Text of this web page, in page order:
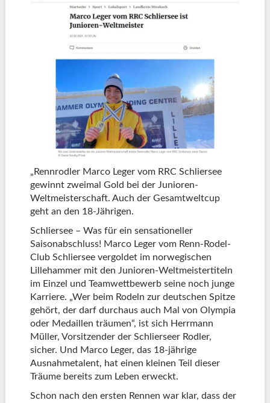
„Rennrodler Marco Leger vom RRC Schliersee
gewinnt zweimal Gold bei der Junioren-
Weltmeisterschaft. Auch der Gesamtweltcup
geht an den 18-Jährigen.
Schliersee – Was für ein sensationeller
Saisonabschluss! Marco Leger vom Renn-Rodel-
Club Schliersee vergoldet im norwegischen
Lillehammer mit den Junioren-Weltmeistertiteln
im Einzel und Teamwettbewerb seine noch junge
Karriere. „Wer beim Rodeln zur deutschen Spitze
gehört, der darf durchaus auch Mal von Olympia
oder Medaillen träumen“, ist sich Herrmann
Müller, Vorsitzender der Schlierseer Rodler,
sicher. Und Marco Leger, das 18-jährige
Ausnahmetalent, hat einen kleinen Teil dieser
Träume bereits zum Leben erweckt.
Schon nach den ersten Rennen war klar, dass der